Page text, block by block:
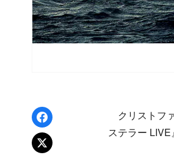
Facebookでシェア
xでポスト
クリストフ
ステラー